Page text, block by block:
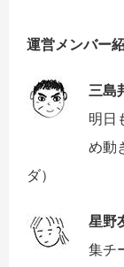
運営メンバー
三島
明日
め動
ダ）
星野
集チ